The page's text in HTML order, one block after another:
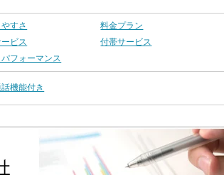
すさ
料金プラン
ビス
付帯サービス
フォーマンス
機能付き